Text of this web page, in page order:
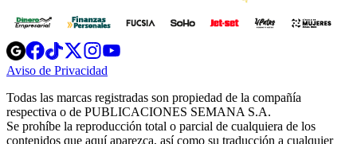
Opens
in
new
Opens
in
new
Opens
in
new
window
Opens
new
windowwindow
Aviso de Privacidad
new
window
Todas las marcas registradas son propiedad de la compañía
respectiva o de PUBLICACIONES SEMANA S.A.
Se prohíbe la reproducción total o parcial de cualquiera de los
contenidos que aquí aparezca, así como su traducción a cualquier